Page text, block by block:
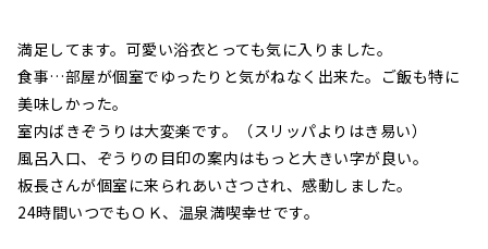
満足してます。可愛い浴衣とっても気に入りました。
食事…部屋が個室でゆったりと気がねなく出来た。ご飯も特に
美味しかった。
室内ばきぞうりは大変楽です。（スリッパよりはき易い）
風呂入口、ぞうりの目印の案内はもっと大きい字が良い。
板長さんが個室に来られあいさつされ、感動しました。
24時間いつでもＯＫ、温泉満喫幸せです。